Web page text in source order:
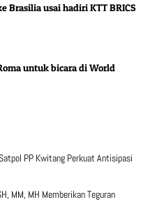
Brasilia usai hadiri KTT BRICS
untuk bicara di World
PP Kwitang Perkuat Antisipasi
MM, MH Memberikan Teguran